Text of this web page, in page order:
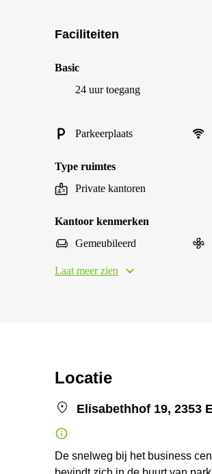
Faciliteiten
Basic
24 uur toegang
Parkeerplaats
Type ruimtes
Private kantoren
Kantoor kenmerken
Gemeubileerd
Laat meer zien
Locatie
Elisabethhof 19, 2353
De snelweg bij het business